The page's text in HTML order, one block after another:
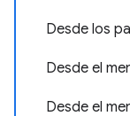
Desde los
Desde el
Desde el